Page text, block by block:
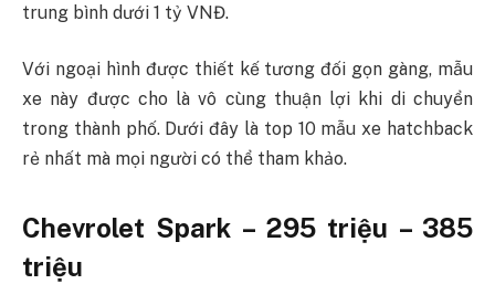
trung bình dưới 1 tỷ VNĐ.
Với ngoại hình được thiết kế tương đối gọn gàng, mẫu
xe này được cho là vô cùng thuận lợi khi di chuyển
trong thành phố. Dưới đây là top 10 mẫu xe hatchback
rẻ nhất mà mọi người có thể tham khảo.
Chevrolet Spark – 295 triệu – 385
triệu